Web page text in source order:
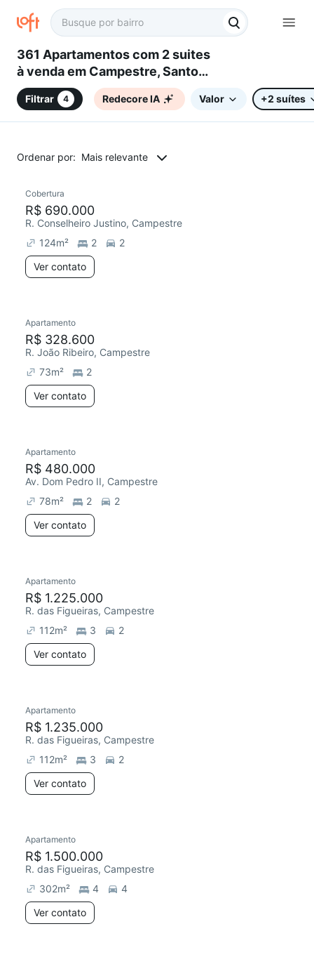
361 Apartamentos com 2 suites
à venda em Campestre, Santo
André, SP
Filtrar 4 Redecore IA Valor +2 suítes
Ordenar por: Mais relevante
Redecorar
Cobertura
R$ 690.000
R. Conselheiro Justino, Campestre
124m² 2
2
Ver contato
Chegou este mês
Apartamento
R$ 328.600
R. João Ribeiro, Campestre
73m²
2
Ver contato
Redecorar
Apartamento
R$ 480.000
Av. Dom Pedro II, Campestre
78m² 2
2
Ver contato
Redecorar
Apartamento
R$ 1.225.000
R. das Figueiras, Campestre
112m² 3
2
Ver contato
Redecorar
Apartamento
R$ 1.235.000
R. das Figueiras, Campestre
112m² 3
2
Ver contato
Redecorar
Apartamento
R$ 1.500.000
R. das Figueiras, Campestre
302m² 4
4
Ver contato